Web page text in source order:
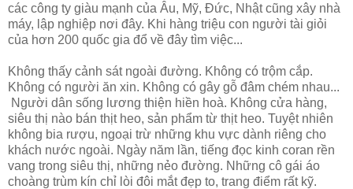
các công ty giàu mạnh của Âu, Mỹ, Đức, Nhật cũng xây nhà
máy, lập nghiệp nơi đây. Khi hàng triệu con người tài giỏi
của hơn 200 quốc gia đổ về đây tìm việc...
Không thấy cảnh sát ngoài đường. Không có trộm cắp.
Không có người ăn xin. Không có gây gỗ đâm chém nhau...
Người dân sống lương thiện hiền hoà. Không cửa hàng,
siêu thị nào bán thịt heo, sản phẩm từ thịt heo. Tuyệt nhiên
không bia rượu, ngoại trừ những khu vực dành riêng cho
khách nước ngoài. Ngày năm lần, tiếng đọc kinh coran rền
vang trong siêu thị, những nẻo đường. Những cô gái áo
choàng trùm kín chỉ lòi đôi mắt đẹp to, trang điểm rất kỹ.